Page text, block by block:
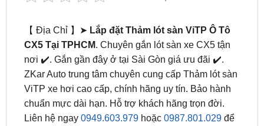
nơi ✔️. Gắn gần đây ở tại Sài Gòn giá ưu đãi ✔️.
ZKar Auto trung tâm chuyên cung cấp Thảm lót sàn
ViTP xe hơi cao cấp, chính hãng uy tín. Bảo hành
chuẩn mực dài hạn. Hỗ trợ khách hãng trọn đời.
Liên hệ ngay0949.603.979 hoặc 0987.801.029để
được hỗ trợ bởi đội ngũ kỹ thuật viên tận tâm.